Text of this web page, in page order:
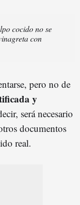
cocido no se
con
pero no de
y
será necesario
documentos
real.